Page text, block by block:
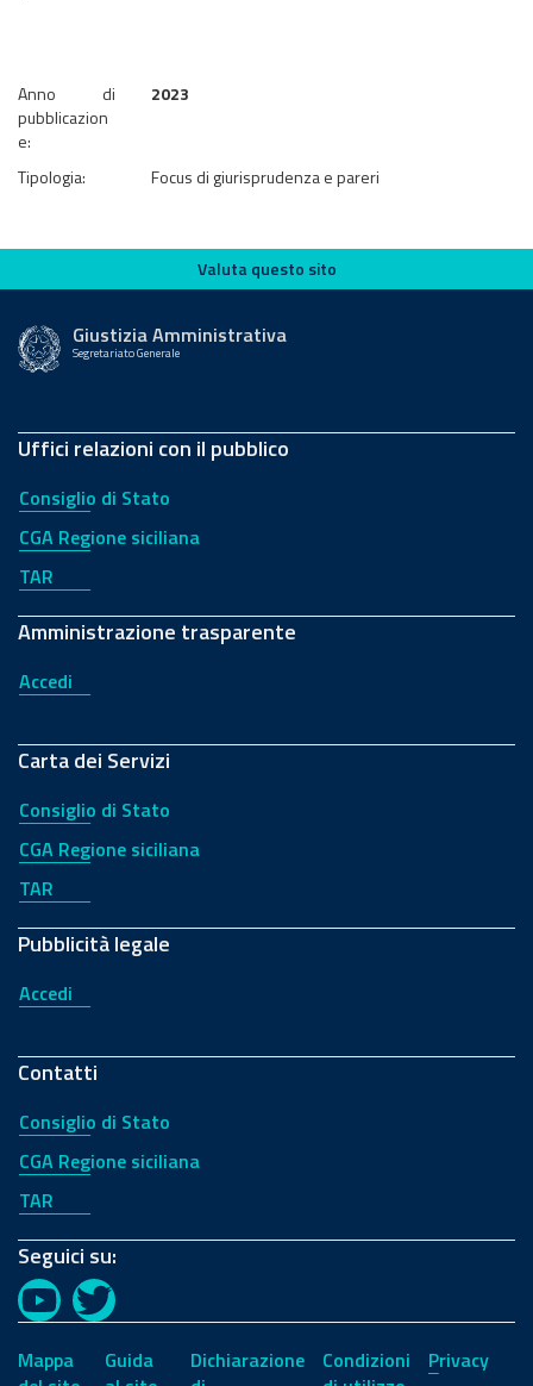
Anno di
pubblicazion
e:
2023
Tipologia: Focus di giurisprudenza e pareri
Valuta questo sito
Valuta questo sito
Giustizia Amministrativa
Segretariato Generale
Uffici relazioni con il pubblico
Consiglio di Stato
CGA Regione siciliana
TAR
Amministrazione trasparente
Accedi
Carta dei Servizi
Consiglio di Stato
CGA Regione siciliana
TAR
Pubblicità legale
Accedi
Contatti
Consiglio di Stato
CGA Regione siciliana
TAR
Seguici su:
YouTubeTwitter
Mappa
Guida
Dichiarazione
Condizioni
Privacy